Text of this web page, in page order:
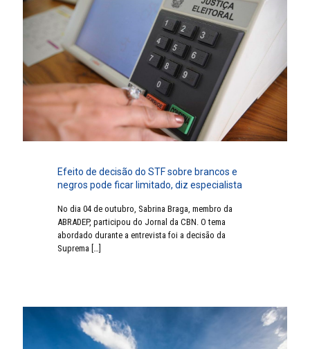
Efeito de decisão do STF sobre brancos e
negros pode ficar limitado, diz especialista
No dia 04 de outubro, Sabrina Braga, membro da
ABRADEP, participou do Jornal da CBN. O tema
abordado durante a entrevista foi a decisão da
Suprema